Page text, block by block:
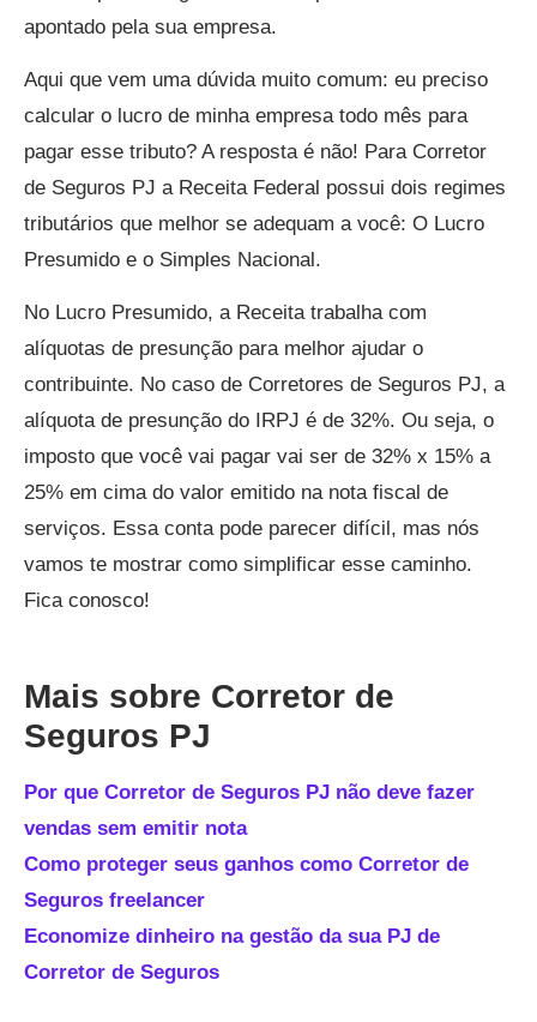
apontado pela sua empresa.
Aqui que vem uma dúvida muito comum: eu preciso
calcular o lucro de minha empresa todo mês para
pagar esse tributo? A resposta é não! Para Corretor
de Seguros PJ a Receita Federal possui dois regimes
tributários que melhor se adequam a você: O Lucro
Presumido e o Simples Nacional.
No Lucro Presumido, a Receita trabalha com
alíquotas de presunção para melhor ajudar o
contribuinte. No caso de Corretores de Seguros PJ, a
alíquota de presunção do IRPJ é de 32%. Ou seja, o
imposto que você vai pagar vai ser de 32% x 15% a
25% em cima do valor emitido na nota fiscal de
serviços. Essa conta pode parecer difícil, mas nós
vamos te mostrar como simplificar esse caminho.
Fica conosco!
Mais sobre Corretor de
Seguros PJ
Por que Corretor de Seguros PJ não deve fazer
vendas sem emitir nota
Como proteger seus ganhos como Corretor de
Seguros freelancer
Economize dinheiro na gestão da sua PJ de
Corretor de Seguros